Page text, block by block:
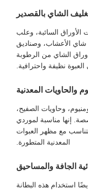
الشاي بالقصدير
الأوراق السائبة، وعلب
شاي الأعشاب، وصناديق
الشاي من الرطوبة
نظيفة واحترافية.
والحاويات المعدنية
وحاويات الصفيح،
إنها مناسبة لموردي
مع مظهر العبوات
المعدنية المتطورة.
الجافة والمساحيق
استخدام هذه البطانة